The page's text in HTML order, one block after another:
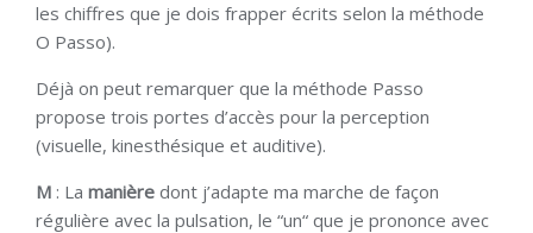
les chiffres que je dois frapper écrits selon la méthode
O Passo).
Déjà on peut remarquer que la méthode Passo
propose trois portes d’accès pour la perception
(visuelle, kinesthésique et auditive).
M : La manière dont j’adapte ma marche de façon
régulière avec la pulsation, le “un“ que je prononce avec